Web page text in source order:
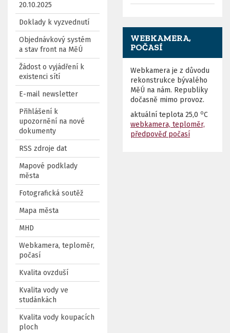
20.10.2025
Doklady k vyzvednutí
Objednávkový systém
a stav front na MěÚ
Žádost o vyjádření k
existenci sítí
E-mail newsletter
Přihlášení k
upozornění na nové
dokumenty
RSS zdroje dat
Mapové podklady
města
Fotografická soutěž
Mapa města
MHD
Webkamera, teploměr,
počasí
Kvalita ovzduší
Kvalita vody ve
studánkách
Kvalita vody koupacích
ploch
WEBKAMERA,
POČASÍ
Webkamera je z důvodu
rekonstrukce bývalého
MěÚ na nám. Republiky
dočasně mimo provoz.
aktuální teplota 25,0 oC
webkamera, teploměr,
předpověď počasí